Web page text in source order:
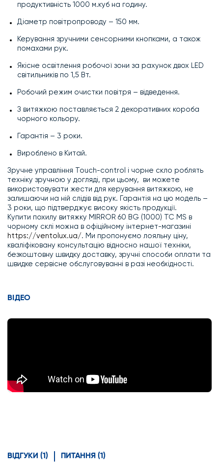
продуктивність 1000 м.куб на годину.
Діаметр повітропроводу – 150 мм.
Керування зручними сенсорними кнопками, а також
помахами рук.
Якісне освітлення робочої зони за рахунок двох LED
світильників по 1,5 Вт.
Робочий режим очистки повітря – відведення.
З витяжкою поставляється 2 декоративних короба
чорного кольору.
Гарантія – 3 роки.
Вироблено в Китай.
Зручне управління Touch-control і чорне скло роблять
техніку зручною у догляді, при цьому, ви можете
використовувати жести для керування витяжкою, не
залишаючи на ній слідів від рук. Гарантія на цю модель –
3 роки, що підтверджує високу якість продукції.
Купити похилу витяжку MIRROR 60 BG (1000) TC MS в
чорному склі можна в офіційному інтернет-магазині
https://ventolux.ua/. Ми пропонуємо лояльну ціну,
кваліфіковану консультацію відносно нашої техніки,
безкоштовну швидку доставку, зручні способи оплати та
швидке сервісне обслуговуванні в разі необхідності.
ВІДЕО
ВІДГУКИ (1) ПИТАННЯ (1)